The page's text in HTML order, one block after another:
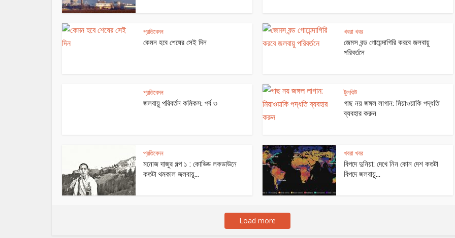
প্রতিবেদন
কেমন হবে শেষের সেই দিন
খবরা খবর
জেমস বন্ড গোয়েন্দাগিরি করবে জলবায়ু
পরিবর্তনে
প্রতিবেদন
জলবায়ু পরিবর্তন কমিকস: পর্ব ৩
টুলকিট
গাছ নয় জঙ্গল লাগান: মিয়াওয়াকি পদ্ধতি
ব্যবহার করুন
প্রতিবেদন
মনোজ দাজুর গল্প ১ : কোভিড লকডাউনে
কতটা থমকাল জলবায়ু...
খবরা খবর
বিপদে দুনিয়া: দেখে নিন কোন দেশ কতটা
বিপদে জলবায়ু...
Load more
অসাম্য, বায়ুদূষণ এবং রান্না